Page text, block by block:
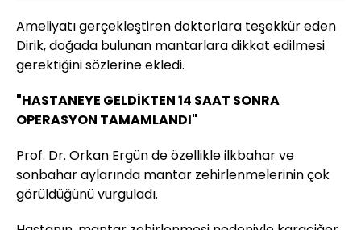
Ameliyatı gerçekleştiren doktorlara teşekkür eden
Dirik, doğada bulunan mantarlara dikkat edilmesi
gerektiğini sözlerine ekledi.
"HASTANEYE GELDİKTEN 14 SAAT SONRA
OPERASYON TAMAMLANDI"
Prof. Dr. Orkan Ergün de özellikle ilkbahar ve
sonbahar aylarında mantar zehirlenmelerinin çok
görüldüğünü vurguladı.